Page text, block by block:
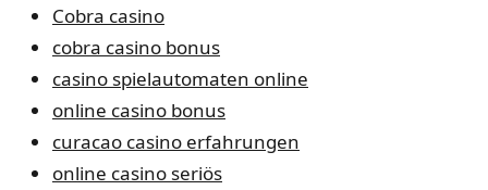
Cobra casino
cobra casino bonus
casino spielautomaten online
online casino bonus
curacao casino erfahrungen
online casino seriös